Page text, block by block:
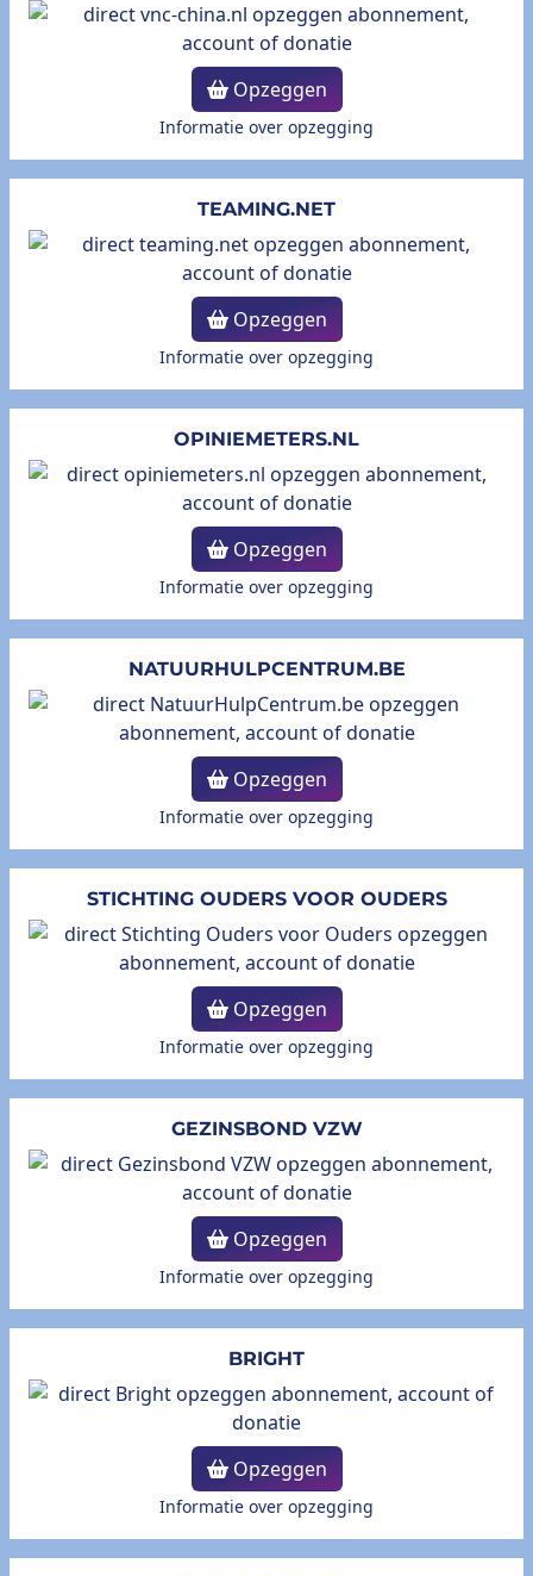
Opzeggen
Informatie over opzegging
TEAMING.NET
Opzeggen
Informatie over opzegging
OPINIEMETERS.NL
Opzeggen
Informatie over opzegging
NATUURHULPCENTRUM.BE
Opzeggen
Informatie over opzegging
STICHTING OUDERS VOOR OUDERS
Opzeggen
Informatie over opzegging
GEZINSBOND VZW
Opzeggen
Informatie over opzegging
BRIGHT
Opzeggen
Informatie over opzegging